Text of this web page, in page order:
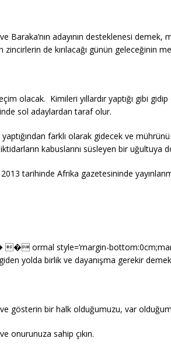
ve Baraka’nın adayının desteklenesi
de kırılacağı günün geleceğinin
olacak. Kimileri yıllardır yaptığı gibi
sol adaylardan taraf olur.
yaptığından farklı olarak gidecek ve
iktidarların kabuslarını süsleyen bir uğultuya
tarihinde Afrika gazetesininde
ormal style=’margin-
yolda birlik ve dayanışma gerekir
gösterin bir halk olduğumuzu, var
onurunuza sahip çıkın.